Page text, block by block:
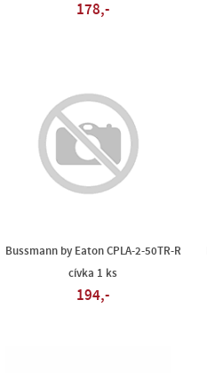
178,-
Bussmann by Eaton CPLA-2-50TR-R
cívka 1 ks
194,-